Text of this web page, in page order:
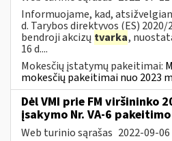
Informuojame, kad,
d. Tarybos direktyvos (ES)
bendroji akcizų tvarka,
16 d....
Mokesčių įstatymų pakeitimai:
mokesčių pakeitimai nuo 2023
Dėl VMI prie FM viršininko
įsakymo Nr. VA-6 pakeitimo
Web turinio sąrašas 2022-09-06